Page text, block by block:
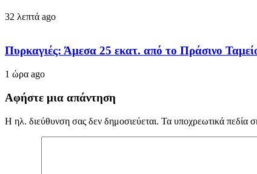
32 λεπτά ago
Πυρκαγιές: Άμεσα 25 εκατ. από το Πράσινο
1 ώρα ago
Αφήστε μια απάντηση
Η ηλ. διεύθυνση σας δεν δημοσιεύεται. Τα υποχρεωτικά πεδία